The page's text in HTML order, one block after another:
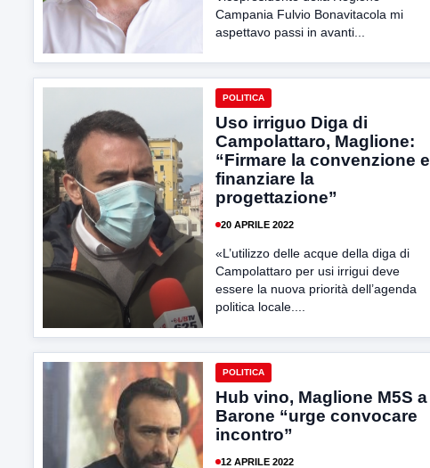
Campania Fulvio Bonavitacola mi
aspettavo passi in avanti...
POLITICA
Uso irriguo Diga di
Campolattaro, Maglione:
“Firmare la convenzione e
finanziare la
progettazione”
20 APRILE 2022
«L’utilizzo delle acque della diga di
Campolattaro per usi irrigui deve
essere la nuova priorità dell’agenda
politica locale....
POLITICA
Hub vino, Maglione M5S a
Barone “urge convocare
incontro”
12 APRILE 2022